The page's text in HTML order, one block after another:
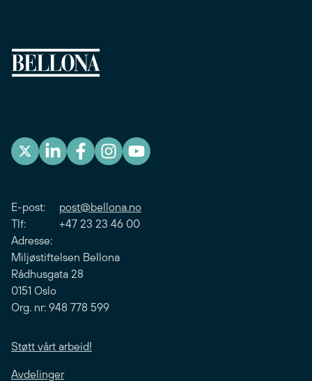
E-post: post@bellona.no
Tlf: +47 23 23 46 00
Adresse:
Miljøstiftelsen Bellona
Rådhusgata 28
0151 Oslo
Org. nr: 948 778 599
Støtt vårt arbeid!
Avdelinger